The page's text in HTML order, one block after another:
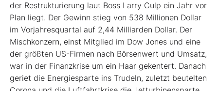
der Restrukturierung laut Boss Larry Culp ein Jahr vor
Plan liegt. Der Gewinn stieg von 538 Millionen Dollar
im Vorjahresquartal auf 2,44 Milliarden Dollar. Der
Mischkonzern, einst Mitglied im Dow Jones und eine
der größten US-Firmen nach Börsenwert und Umsatz,
war in der Finanzkrise um ein Haar gekentert. Danach
geriet die Energiesparte ins Trudeln, zuletzt beutelten